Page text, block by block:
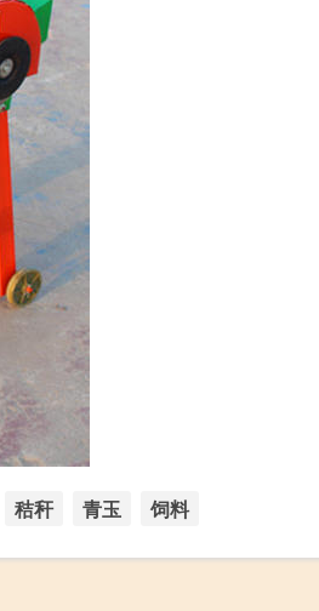
秸秆 青玉 饲料